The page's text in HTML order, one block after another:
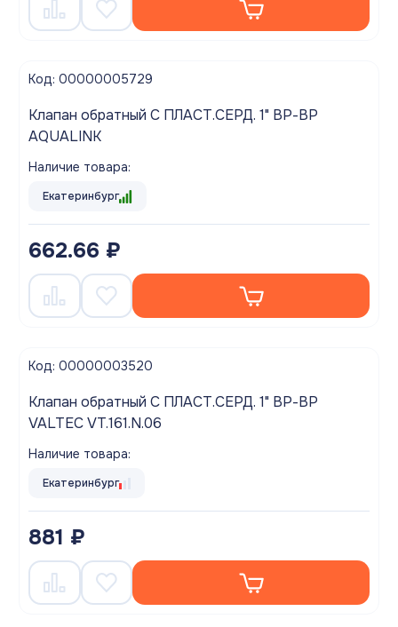
Код: 00000005729
Клапан обратный С ПЛАСТ.СЕРД. 1" ВР-ВР
AQUALINK
Наличие товара:
Екатеринбург
662.66 ₽
Код: 00000003520
Клапан обратный С ПЛАСТ.СЕРД. 1" ВР-ВР
VALTEC VT.161.N.06
Наличие товара:
Екатеринбург
881 ₽